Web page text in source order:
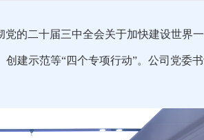
党的二十届三中全会关于加快建设世界
建示范等“四个专项行动”。公司党委